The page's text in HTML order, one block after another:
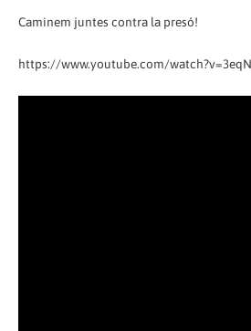
Caminem juntes contra la presó!
https://www.youtube.com/